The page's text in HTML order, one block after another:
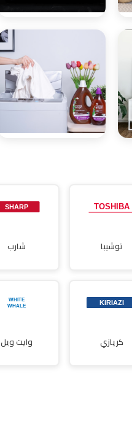
صيانة
ميكروويف
صيانة مجففات
توشيبا شارب
كريازي وايت ويل